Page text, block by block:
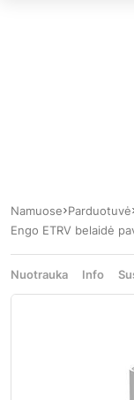
Namuose Parduotuvė
Engo ETRV belaidė
Nuotrauka Info